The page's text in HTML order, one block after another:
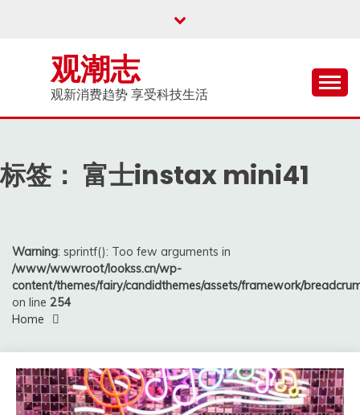
观潮志
观新消费趋势 享受科技生活
标签： 富士instax mini41
Warning: sprintf(): Too few arguments in
/www/wwwroot/lookss.cn/wp-
content/themes/fairy/candidthemes/assets/framework/
on line 254
Home